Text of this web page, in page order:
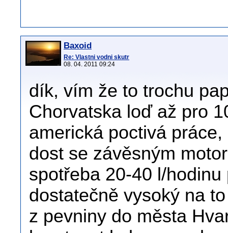
Baxoid
Re: Vlastni vodni skutr
08. 04. 2011 09:24
dík, vím že to trochu
Chorvatska loď až pro
americká poctivá
dost se závěsným
spotřeba 20-40 l/
dostatečně vysoký na
z pevniny do města